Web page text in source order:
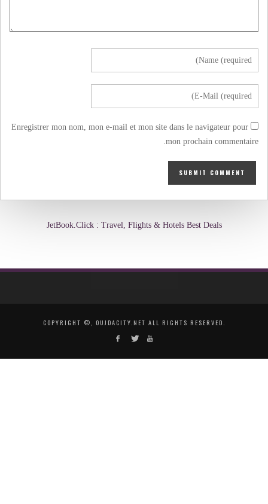
Enregistrer mon nom, mon e-mail et mon site dans le navigateur pour
mon prochain commentaire.
JetBook.Click : Travel, Flights & Hotels Best Deals
COPYRIGHT ©, OUJDACITY.NET ALL RIGHTS RESERVED.